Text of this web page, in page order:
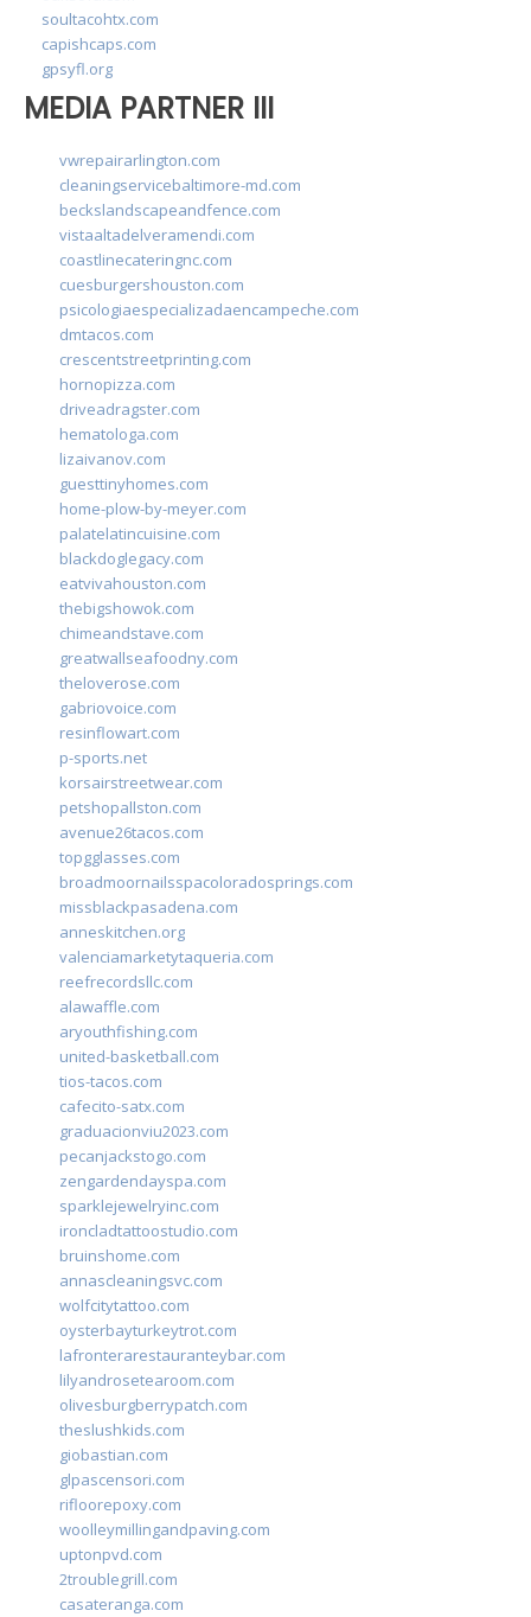
soultacohtx.com
capishcaps.com
gpsyfl.org
MEDIA PARTNER III
vwrepairarlington.com
cleaningservicebaltimore-md.com
beckslandscapeandfence.com
vistaaltadelveramendi.com
coastlinecateringnc.com
cuesburgershouston.com
psicologiaespecializadaencampeche.com
dmtacos.com
crescentstreetprinting.com
hornopizza.com
driveadragster.com
hematologa.com
lizaivanov.com
guesttinyhomes.com
home-plow-by-meyer.com
palatelatincuisine.com
blackdoglegacy.com
eatvivahouston.com
thebigshowok.com
chimeandstave.com
greatwallseafoodny.com
theloverose.com
gabriovoice.com
resinflowart.com
p-sports.net
korsairstreetwear.com
petshopallston.com
avenue26tacos.com
topgglasses.com
broadmoornailsspacoloradosprings.com
missblackpasadena.com
anneskitchen.org
valenciamarketytaqueria.com
reefrecordsllc.com
alawaffle.com
aryouthfishing.com
united-basketball.com
tios-tacos.com
cafecito-satx.com
graduacionviu2023.com
pecanjackstogo.com
zengardendayspa.com
sparklejewelryinc.com
ironcladtattoostudio.com
bruinshome.com
annascleaningsvc.com
wolfcitytattoo.com
oysterbayturkeytrot.com
lafronterarestauranteybar.com
lilyandrosetearoom.com
olivesburgberrypatch.com
theslushkids.com
giobastian.com
glpascensori.com
rifloorepoxy.com
woolleymillingandpaving.com
uptonpvd.com
2troublegrill.com
casateranga.com